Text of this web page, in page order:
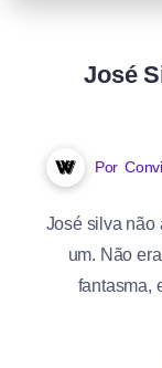
José
Por
José silva não
um. Não
fantasma,